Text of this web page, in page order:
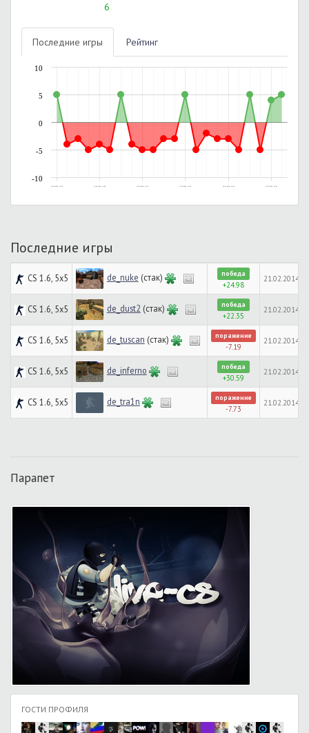
6
Последние игры Рейтинг
10.02.2014, 11:28 12.02.2014, 11:28 15.02.2014, 13:32 17.02.2014, 11:29 20.02.2014, 14:14 21.02.2014, 16:47
-10
-5
0
5
10
Последние игры
CS 1.6, 5x5 de_nuke (стак) победа
+24.98
21.02.2014,
CS 1.6, 5x5 de_dust2 (стак) победа
+22.35
21.02.2014,
CS 1.6, 5x5 de_tuscan (стак) поражение
-7.19
21.02.2014,
CS 1.6, 5x5 de_inferno победа
+30.59
21.02.2014,
CS 1.6, 5x5 de_tra1n поражение
-7.73
21.02.2014,
Парапет
ГОСТИ ПРОФИЛЯ